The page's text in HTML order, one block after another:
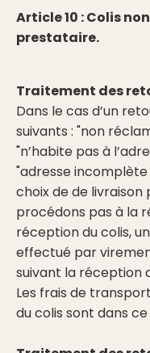
Article 10 : Colis
prestataire.
Traitement des
Dans le cas d’un
suivants : "non
"n’habite pas à
"adresse
choix de de livraison
procédons pas à la
réception du colis,
effectué par
suivant la réception
Les frais de
du colis sont dans